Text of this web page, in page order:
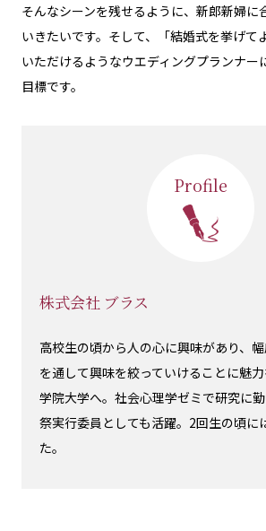
そんなシーンを残せるように、新郎新婦に
いきたいです。そして、「結婚式を挙げて
いただけるようなウエディングプランナー
目標です。
Profile
株式会社 ブラス
高校生の頃から人の心に興味があり、
を通して興味を絞っていけることに魅
学院大学へ。社会心理学ゼミで研究に
祭実行委員としても活躍。2回生の頃に
た。